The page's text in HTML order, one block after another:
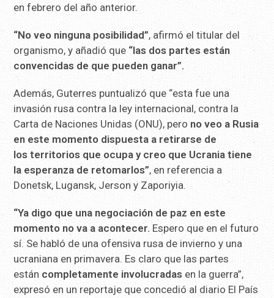
en febrero del año anterior.
“No veo ninguna posibilidad”, afirmó el titular del
organismo, y añadió que “las dos partes están
convencidas de que pueden ganar”.
Además, Guterres puntualizó que “esta fue una
invasión rusa contra la ley internacional, contra la
Carta de Naciones Unidas (ONU), pero no veo a Rusia
en este momento dispuesta a retirarse de
los territorios que ocupa y creo que Ucrania tiene
la esperanza de retomarlos”, en referencia a
Donetsk, Lugansk, Jerson y Zaporiyia.
“Ya digo que una negociación de paz en este
momento no va a acontecer. Espero que en el futuro
sí. Se habló de una ofensiva rusa de invierno y una
ucraniana en primavera. Es claro que las partes
están completamente involucradas en la guerra”,
expresó en un reportaje que concedió al diario El País